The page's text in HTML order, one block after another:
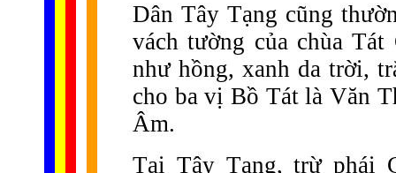
Dân Tây Tạng cũng
vách tường của chùa
như hồng, xanh da trời,
cho ba vị Bồ Tát là Văn
Âm.
Tại Tây Tạng, trừ phái